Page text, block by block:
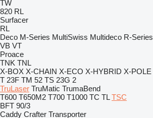
TW
820 RL
Surfacer
RL
Deco M-Series MultiSwiss Multideco R-Series
VB VT
Proace
TNK TNL
X-BOX X-CHAIN X-ECO X-HYBRID X-POLE
T 23F TM 52 TS 23G 2
TruLaser TruMatic TrumaBend
T600 T650M2 T700 T1000 TC TL TSC
BFT 90/3
Caddy Crafter Transporter